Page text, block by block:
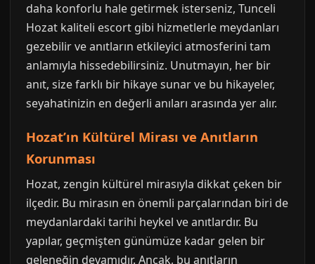
daha konforlu hale getirmek isterseniz, Tunceli
Hozat kaliteli escort gibi hizmetlerle meydanları
gezebilir ve anıtların etkileyici atmosferini tam
anlamıyla hissedebilirsiniz. Unutmayın, her bir
anıt, size farklı bir hikaye sunar ve bu hikayeler,
seyahatinizin en değerli anıları arasında yer alır.
Hozat’ın Kültürel Mirası ve Anıtların
Korunması
Hozat, zengin kültürel mirasıyla dikkat çeken bir
ilçedir. Bu mirasın en önemli parçalarından biri de
meydanlardaki tarihi heykel ve anıtlardır. Bu
yapılar, geçmişten günümüze kadar gelen bir
geleneğin devamıdır. Ancak, bu anıtların